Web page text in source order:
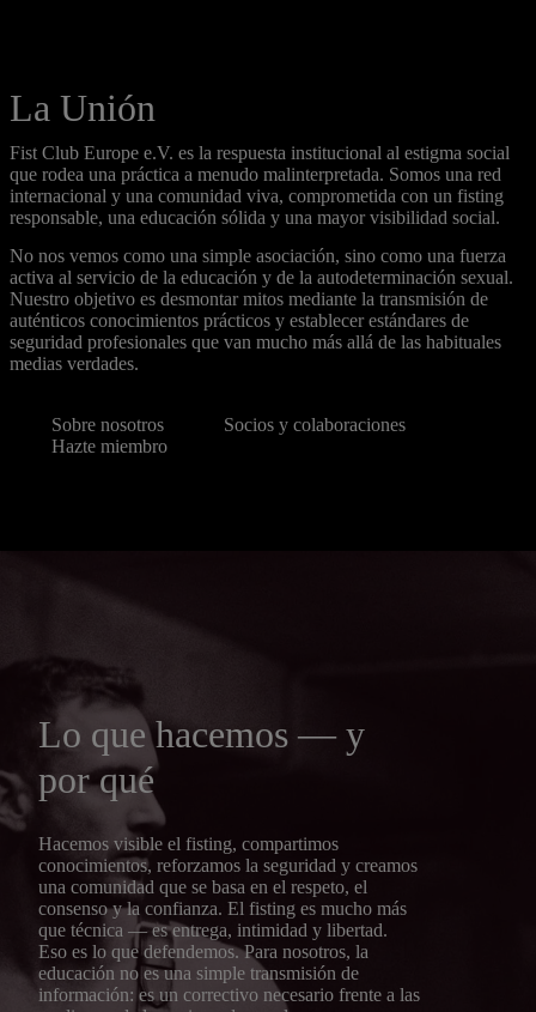
La Unión
Fist Club Europe e.V. es la respuesta institucional al estigma social
que rodea una práctica a menudo malinterpretada. Somos una red
internacional y una comunidad viva, comprometida con un fisting
responsable, una educación sólida y una mayor visibilidad social.
No nos vemos como una simple asociación, sino como una fuerza
activa al servicio de la educación y de la autodeterminación sexual.
Nuestro objetivo es desmontar mitos mediante la transmisión de
auténticos conocimientos prácticos y establecer estándares de
seguridad profesionales que van mucho más allá de las habituales
medias verdades.
Sobre nosotros
Socios y colaboraciones
Hazte miembro
Lo que hacemos — y
por qué
Hacemos visible el fisting, compartimos
conocimientos, reforzamos la seguridad y creamos
una comunidad que se basa en el respeto, el
consenso y la confianza. El fisting es mucho más
que técnica — es entrega, intimidad y libertad.
Eso es lo que defendemos. Para nosotros, la
educación no es una simple transmisión de
información: es un correctivo necesario frente a las